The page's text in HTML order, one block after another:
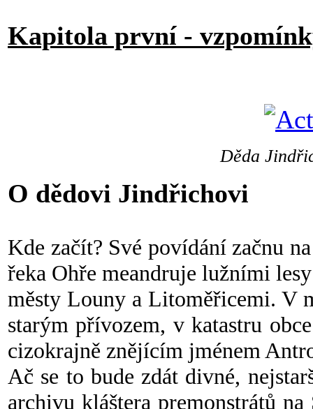
Kapitola první -
Děda
O dědovi Jindřichovi
Kde začít? Své povídání začnu
řeka Ohře meandruje lužními
městy Louny a Litoměřicemi. V
starým přívozem, v katastru
cizokrajně znějícím jménem
Ač se to bude zdát divné,
archivu kláštera premonstrátů